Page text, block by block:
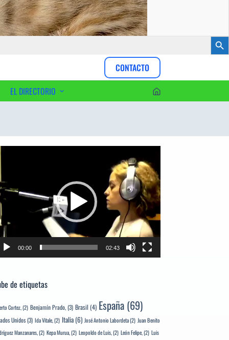
CONTACTO
EL DIRECTORIO
00:00 02:43
de etiquetas
Cortez,(2) Benjamín Prado,(3) Brasil (4) España (69)
Unidos(3) Ida Vitale,(2) Italia (6) José Antonio Labordeta(2) Juan Benito
Manzanares,(2) Kepa Murua,(2) Leopoldo de Luis,(2) León Felipe,(2) Luis